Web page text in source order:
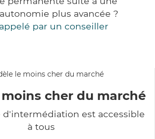
plus avancée ?
par un conseiller
cher du marché
d'intermédiation est accessible
à tous